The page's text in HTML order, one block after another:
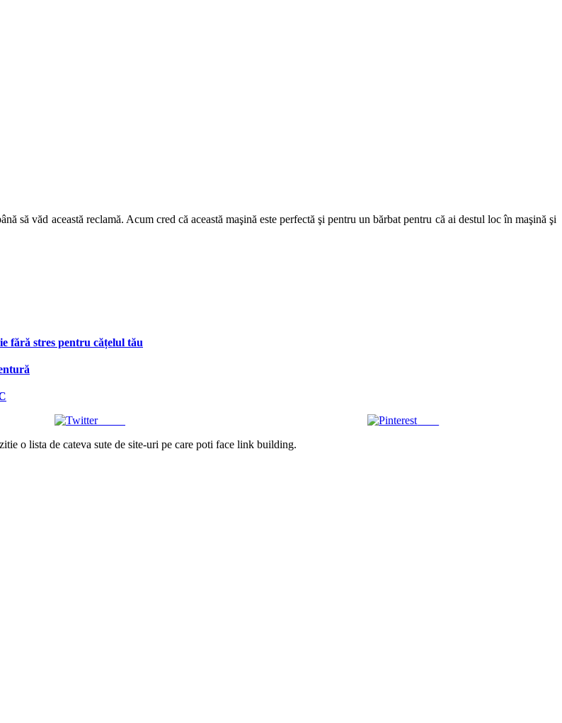
să văd această reclamă. Acum cred că această maşină este perfectă şi pentru un bărbat pentru că ai destul loc în maşină şi
fără stres pentru cățelul tău
Tweet
o lista de cateva sute de site-uri pe care poti face link building.